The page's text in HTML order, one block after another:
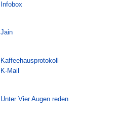
Infobox
Jain
Kaffeehausprotokoll
K-Mail
Unter Vier Augen reden